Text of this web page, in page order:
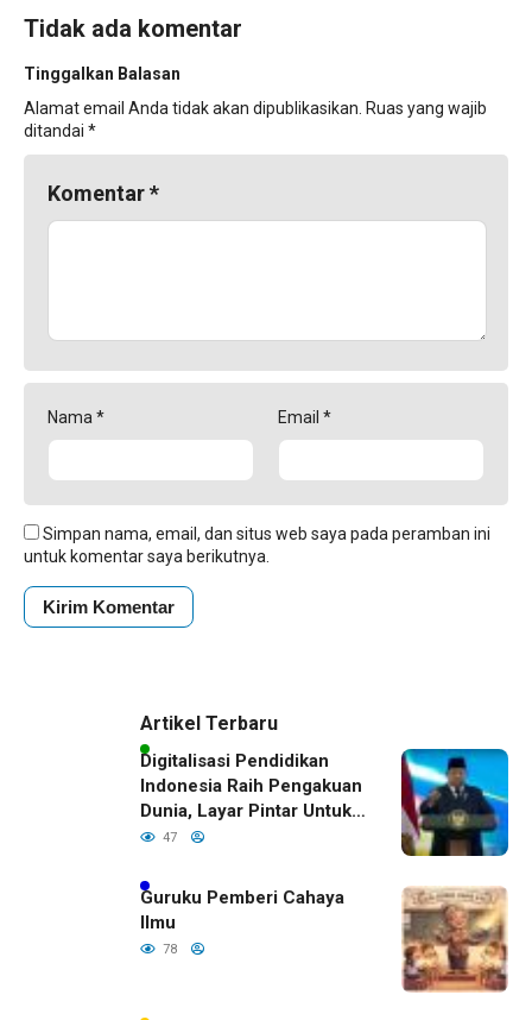
Tidak ada komentar
Tinggalkan Balasan
Alamat email Anda tidak akan dipublikasikan. Ruas yang wajib
ditandai *
Komentar*
Nama * Email *
Simpan nama, email, dan situs web saya pada peramban ini
untuk komentar saya berikutnya.
Artikel Terbaru
Digitalisasi Pendidikan
Indonesia Raih Pengakuan
Dunia, Layar Pintar Untuk
Semua Siswa
47
Guruku Pemberi Cahaya
Ilmu
78